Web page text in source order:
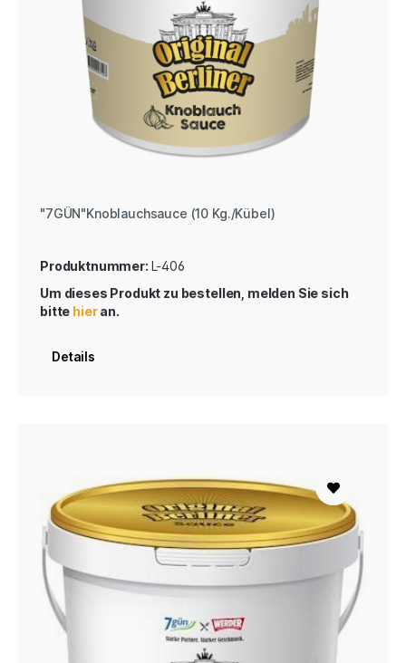
"7GÜN"Knoblauchsauce (10 Kg./Kübel)
Produktnummer: L-406
Um dieses Produkt zu bestellen, melden Sie sich
bitte hieran.
Details